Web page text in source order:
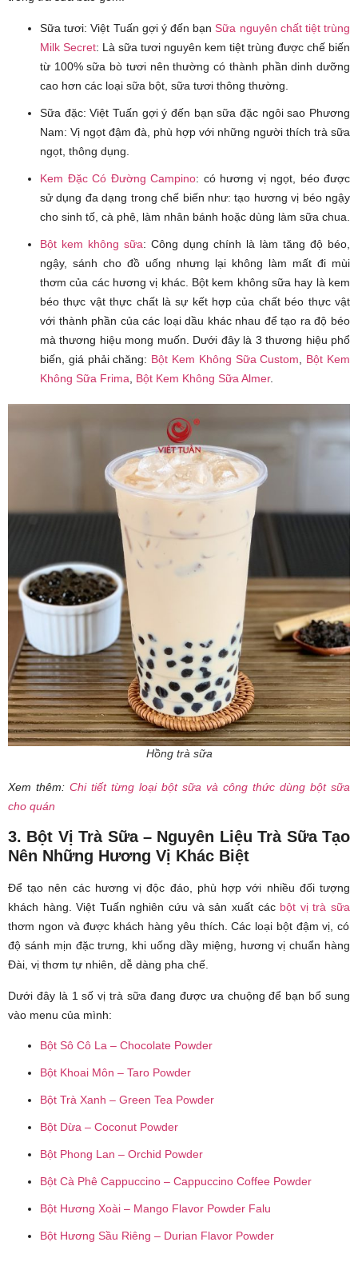
Sữa tươi: Việt Tuấn gợi ý đến bạnSữa nguyên chất tiệt trùng
Milk Secret: Là sữa tươi nguyên kem tiệt trùng được chế biến
từ 100% sữa bò tươi nên thường có thành phần dinh dưỡng
cao hơn các loại sữa bột, sữa tươi thông thường.
Sữa đặc: Việt Tuấn gợi ý đến bạn sữa đặc ngôi sao Phương
Nam: Vị ngọt đậm đà, phù hợp với những người thích trà sữa
ngọt, thông dụng.
Kem Đặc Có Đường Campino: có hương vị ngọt, béo được
sử dụng đa dạng trong chế biến như: tạo hương vị béo ngậy
cho sinh tố, cà phê, làm nhân bánh hoặc dùng làm sữa chua.
Bột kem không sữa: Công dụng chính là làm tăng độ béo,
ngậy, sánh cho đồ uống nhưng lại không làm mất đi mùi
thơm của các hương vị khác. Bột kem không sữa hay là kem
béo thực vật thực chất là sự kết hợp của chất béo thực vật
với thành phần của các loại dầu khác nhau để tạo ra độ béo
mà thương hiệu mong muốn. Dưới đây là 3 thương hiệu phổ
biến, giá phải chăng: Bột Kem Không Sữa Custom
Bột Kem
Không Sữa Frima
Bột Kem Không Sữa Almer.
Hồng trà sữa
Xem thêm: Chi tiết từng loại bột sữa và công thức dùng bột sữa
cho quán
3. Bột Vị Trà Sữa – Nguyên Liệu Trà Sữa Tạo
Nên Những Hương Vị Khác Biệt
Để tạo nên các hương vị độc đáo, phù hợp với nhiều đối tượng
khách hàng. Việt Tuấn nghiên cứu và sản xuất các bột vị trà sữa
thơm ngon và được khách hàng yêu thích. Các loại bột đậm vị, có
độ sánh mịn đặc trưng, khi uống dầy miệng, hương vị chuẩn hàng
Đài, vị thơm tự nhiên, dễ dàng pha chế.
Dưới đây là 1 số vị trà sữa đang được ưa chuộng để bạn bổ sung
vào menu của mình:
Bột Sô Cô La – Chocolate Powder
Bột Khoai Môn – Taro Powder
Bột Trà Xanh – Green Tea Powder
Bột Dừa – Coconut Powder
Bột Phong Lan – Orchid Powder
Bột Cà Phê Cappuccino – Cappuccino Coffee Powder
Bột Hương Xoài – Mango Flavor Powder Falu
Bột Hương Sầu Riêng – Durian Flavor Powder